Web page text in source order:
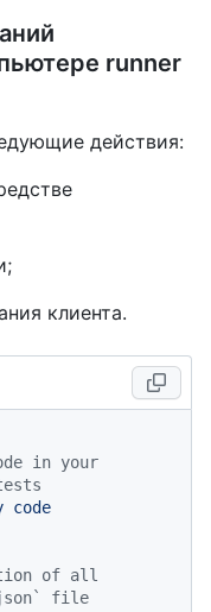
runner
действия:
клиента.
in your
code
of all
file